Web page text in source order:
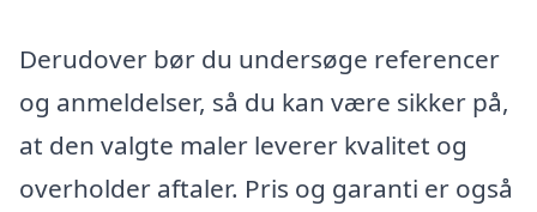
Derudover bør du undersøge referencer
og anmeldelser, så du kan være sikker på,
at den valgte maler leverer kvalitet og
overholder aftaler. Pris og garanti er også